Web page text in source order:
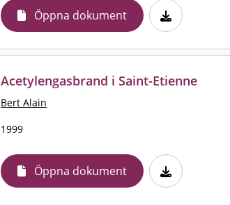
Öppna dokument
Acetylengasbrand i Saint-Etienne
Bert Alain
1999
Öppna dokument